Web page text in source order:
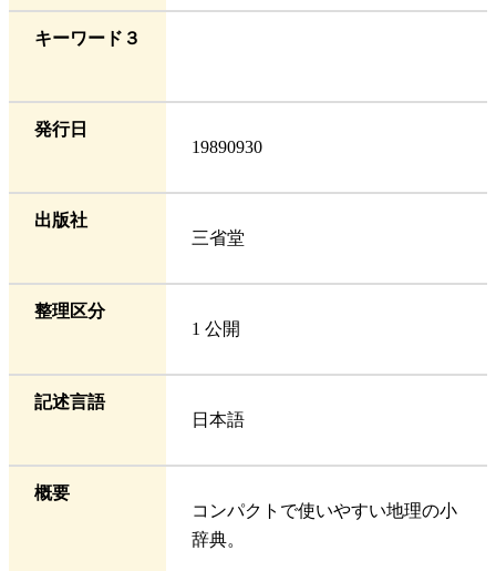
キーワード３
発行日
19890930
出版社
三省堂
整理区分
1 公開
記述言語
日本語
概要
コンパクトで使いやすい地理の小
辞典。